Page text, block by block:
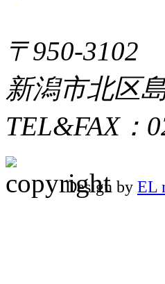
〒950-3102
新潟市北区
TEL&FAX：
Design by EL